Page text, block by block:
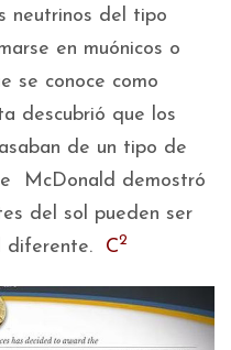
neutrinos del tipo
en muónicos o
se conoce como
descubrió que los
de un tipo de
McDonald demostró
del sol pueden ser
diferente. C2